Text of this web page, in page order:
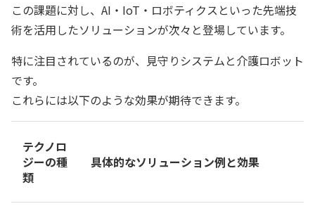
この課題に対し、AI・IoT・ロボティクスといった先端技
術を活用したソリューションが次々と登場しています。
特に注目されているのが、見守りシステムと介護ロボット
です。
これらには以下のような効果が期待できます。
テクノロ
ジーの種
類
具体的なソリューション例と効果